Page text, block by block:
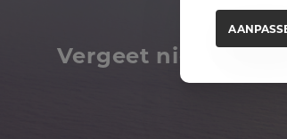
Vergeet niet om